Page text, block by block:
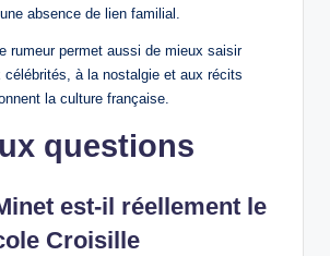
absence de lien familial.
rumeur permet aussi de mieux saisir
célébrités, à la nostalgie et aux récits
la culture française.
questions
est-il réellement le
Croisille